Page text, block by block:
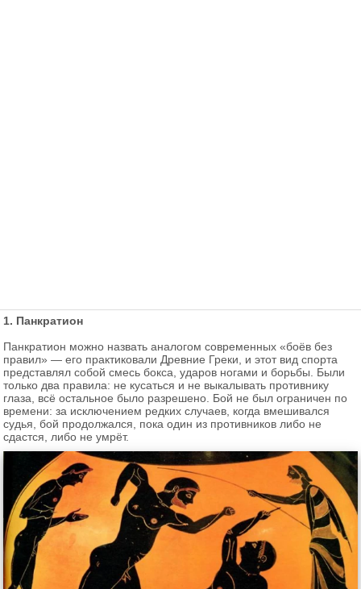
1. Панкратион
Панкратион можно назвать аналогом современных «боёв без
правил» — его практиковали Древние Греки, и этот вид спорта
представлял собой смесь бокса, ударов ногами и борьбы. Были
только два правила: не кусаться и не выкалывать противнику
глаза, всё остальное было разрешено. Бой не был ограничен по
времени: за исключением редких случаев, когда вмешивался
судья, бой продолжался, пока один из противников либо не
сдастся, либо не умрёт.